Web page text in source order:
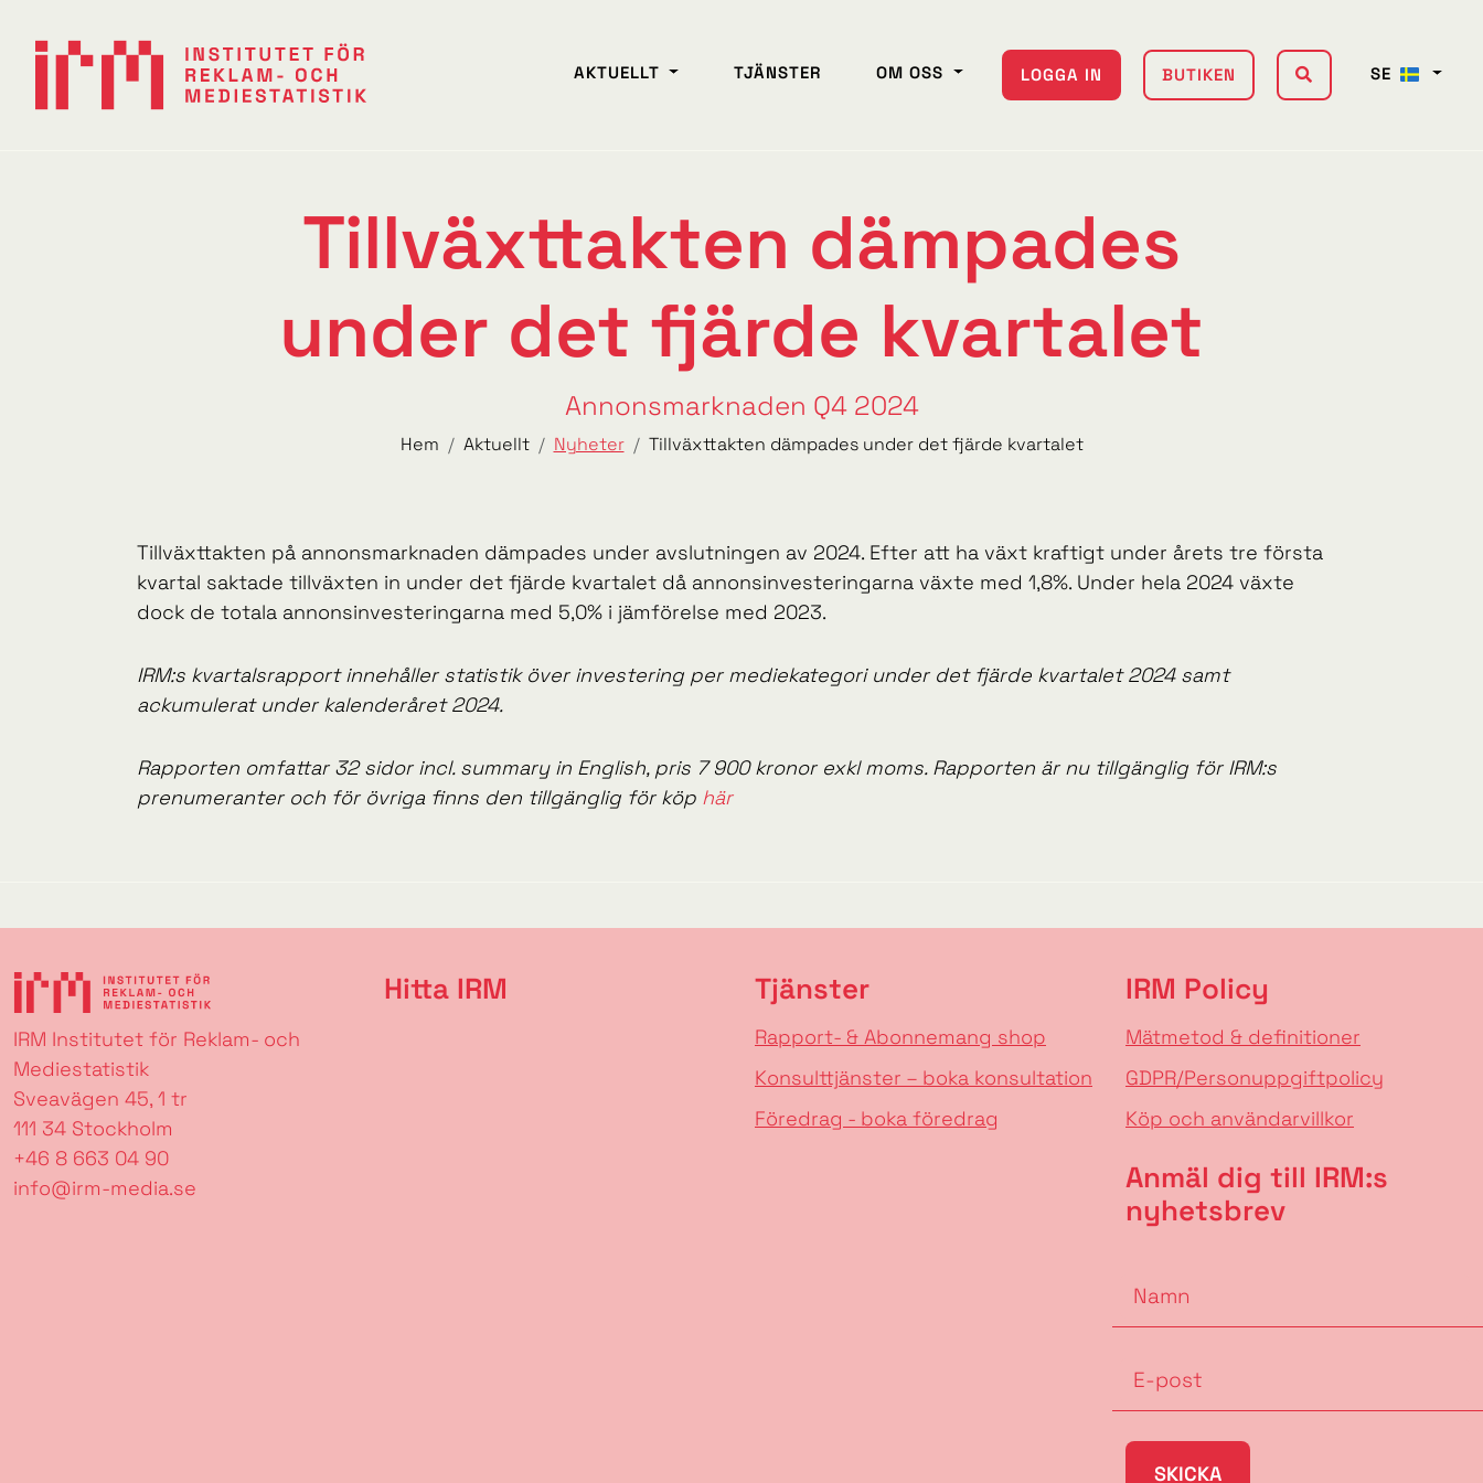
AKTUELLT TJÄNSTER OM OSS LOGGA IN BUTIKEN SE
Tillväxttakten dämpades
under det fjärde kvartalet
Annonsmarknaden Q4 2024
Hem Aktuellt Nyheter Tillväxttakten dämpades under det fjärde kvartalet
Tillväxttakten på annonsmarknaden dämpades under avslutningen av 2024. Efter att ha växt kraftigt under årets tre första
kvartal saktade tillväxten in under det fjärde kvartalet då annonsinvesteringarna växte med 1,8%. Under hela 2024 växte
dock de totala annonsinvesteringarna med 5,0% i jämförelse med 2023.
IRM:s kvartalsrapport innehåller statistik över investering per mediekategori under det fjärde kvartalet 2024 samt
ackumulerat under kalenderåret 2024.
Rapporten omfattar 32 sidor incl. summary in English, pris 7 900 kronor exkl moms. Rapporten är nu tillgänglig för IRM:s
prenumeranter och för övriga finns den tillgänglig för köp här
IRM Institutet för Reklam- och
Mediestatistik
Sveavägen 45, 1 tr
111 34 Stockholm
+46 8 663 04 90
info@irm-media.se
Hitta IRM Tjänster
Rapport- & Abonnemang shop
Konsulttjänster – boka konsultation
Föredrag - boka föredrag
IRM Policy
Mätmetod & definitioner
GDPR/Personuppgiftpolicy
Köp och användarvillkor
Anmäl dig till IRM:s
nyhetsbrev
SKICKA